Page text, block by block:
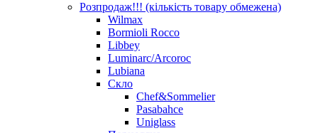
Розпродаж!!! (кількість товару обмежена)
Wilmax
Bormioli Rocco
Libbey
Luminarc/Arcoroc
Lubiana
Скло
Chef&Sommelier
Pasabahce
Uniglass